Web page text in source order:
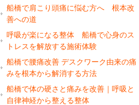
船橋で肩こり頭痛に悩む方へ 根本改
善への道
呼吸が楽になる整体 船橋で心身のス
トレスを解放する施術体験
船橋で腰痛改善 デスクワーク由来の痛
みを根本から解消する方法
船橋で体の硬さと痛みを改善｜呼吸と
自律神経から整える整体